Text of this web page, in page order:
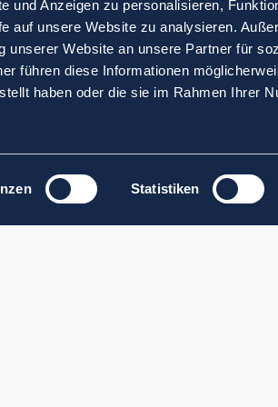
und Anzeigen zu personalisieren,
auf unsere Website zu analysieren.
unserer Website an unsere Partner für
führen diese Informationen
haben oder die sie im Rahmen Ihrer
Statistiken